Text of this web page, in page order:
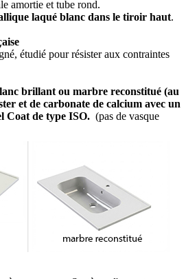
amortie et tube rond.
laqué blanc dans le tiroir haut.
étudié pour résister aux contraintes
brillant ou marbre reconstitué (au
et de carbonate de calcium avec un
Coat de type ISO. (pas de vasque